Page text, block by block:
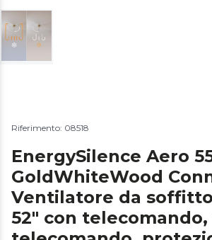
Riferimento: 08518
EnergySilence Aero
GoldWhiteWood
Ventilatore da
52" con telecomando,